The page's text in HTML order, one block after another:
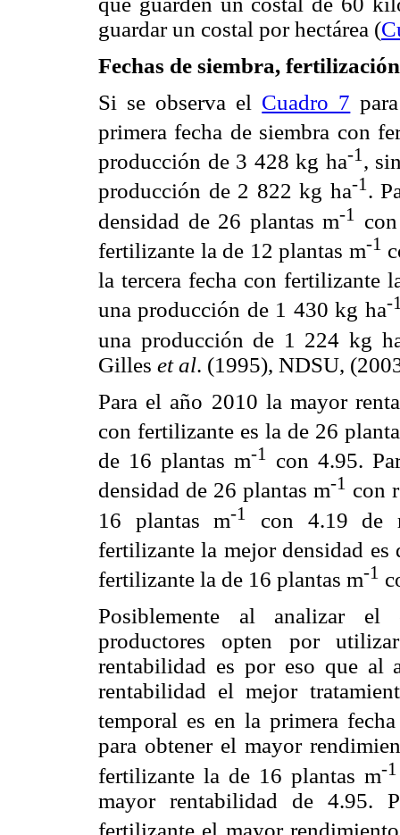
guardar un costal por hectárea (
Fechas de siembra,
Si se observa el Cuadro 7
primera fecha de siembra con
producción de 3 428 kg ha-1 ,
producción de 2 822 kg ha-1 .
densidad de 26 plantas m-1
fertilizante la de 12 plantas m-1
la tercera fecha con fertilizante
una producción de 1 430 kg ha-
una producción de 1 224 kg
Gilles et al. (1995), NDSU,
Para el año 2010 la mayor
con fertilizante es la de 26
de 16 plantas m-1
con 4.95.
densidad de 26 plantas m-1 con
16 plantas m-1
con 4.19 de
fertilizante la mejor densidad es
fertilizante la de 16 plantas m-1
Posiblemente al analizar el
productores opten por
rentabilidad es por eso que al
rentabilidad el mejor
temporal es en la primera
para obtener el mayor
fertilizante la de 16 plantas m-1
mayor rentabilidad de 4.95.
fertilizante el mayor